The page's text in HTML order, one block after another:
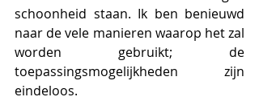
schoonheid staan. Ik ben benieuwd
naar de vele manieren waarop het zal
worden gebruikt; de
toepassingsmogelijkheden zijn
eindeloos.